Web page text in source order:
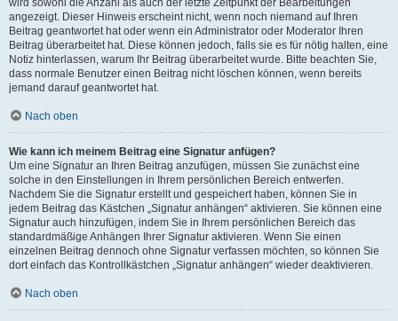
wird sowohl die Anzahl als auch der letzte Zeitpunkt der Bearbeitungen
angezeigt. Dieser Hinweis erscheint nicht, wenn noch niemand auf Ihren
Beitrag geantwortet hat oder wenn ein Administrator oder Moderator Ihren
Beitrag überarbeitet hat. Diese können jedoch, falls sie es für nötig halten, eine
Notiz hinterlassen, warum Ihr Beitrag überarbeitet wurde. Bitte beachten Sie,
dass normale Benutzer einen Beitrag nicht löschen können, wenn bereits
jemand darauf geantwortet hat.
Nach oben
Wie kann ich meinem Beitrag eine Signatur anfügen?
Um eine Signatur an Ihren Beitrag anzufügen, müssen Sie zunächst eine
solche in den Einstellungen in Ihrem persönlichen Bereich entwerfen.
Nachdem Sie die Signatur erstellt und gespeichert haben, können Sie in
jedem Beitrag das Kästchen „Signatur anhängen“ aktivieren. Sie können eine
Signatur auch hinzufügen, indem Sie in Ihrem persönlichen Bereich das
standardmäßige Anhängen Ihrer Signatur aktivieren. Wenn Sie einen
einzelnen Beitrag dennoch ohne Signatur verfassen möchten, so können Sie
dort einfach das Kontrollkästchen „Signatur anhängen“ wieder deaktivieren.
Nach oben